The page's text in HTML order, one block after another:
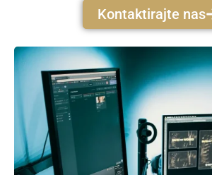
Kontaktirajte nas